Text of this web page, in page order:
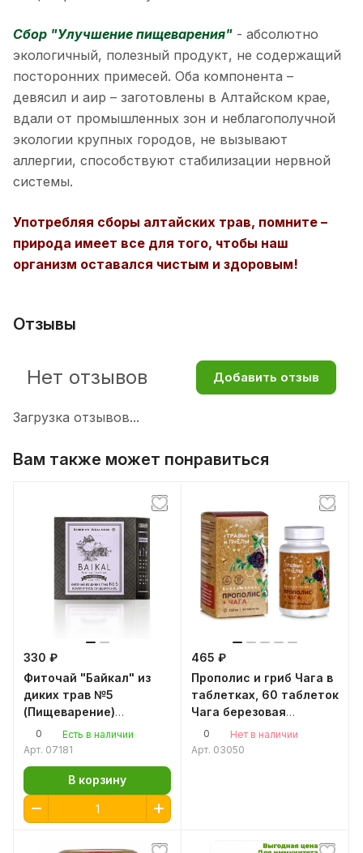
Сбор "Улучшение пищеварения" - абсолютно
экологичный, полезный продукт, не содержащий
посторонних примесей. Оба компонента –
девясил и аир – заготовлены в Алтайском крае,
вдали от промышленных зон и неблагополучной
экологии крупных городов, не вызывают
аллергии, способствуют стабилизации нервной
системы.
Употребляя сборы алтайских трав, помните –
природа имеет все для того, чтобы наш
организм оставался чистым и здоровым!
Отзывы
Загрузка отзывов...
Нет отзывов Добавить отзыв
Вам также может понравиться
330 ₽
Фиточай "Байкал" из
диких трав №5
(Пищеварение)
№30*1,5гр.
0
Есть в наличии
Арт. 07181
В корзину
465 ₽
Прополис и гриб Чага в
таблетках, 60 таблеток
Чага березовая
натуральная, чага
березовый гриб,
0
Нет в наличии
Арт. 03050